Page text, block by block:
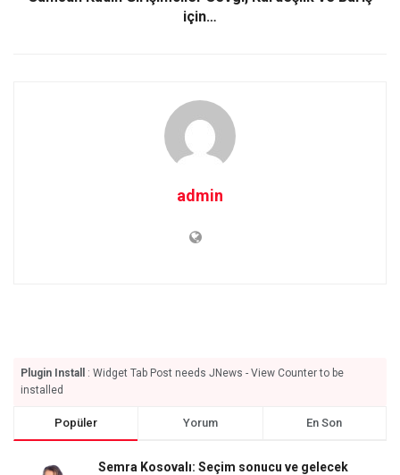
için…
admin
Plugin Install
: Widget Tab Post needs JNews - View Counter to be
installed
Popüler Yorum En Son
Semra Kosovalı: Seçim sonucu ve gelecek